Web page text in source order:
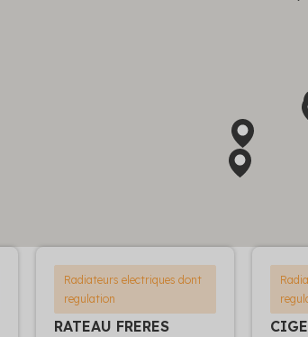
Radiateurs electriques dont
regulation
RATEAU FRERES